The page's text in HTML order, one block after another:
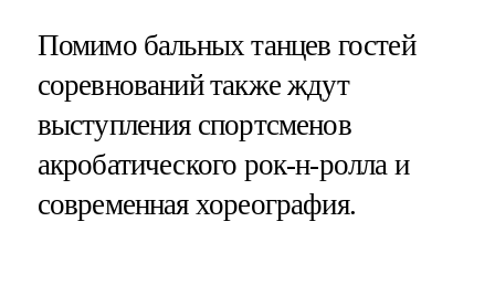
Помимо бальных танцев гостей
соревнований также ждут
выступления спортсменов
акробатического рок-н-ролла и
современная хореография.